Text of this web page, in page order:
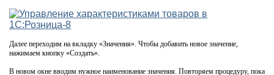
Далее переходим на вкладку «Значения». Чтобы добавить новое значение,
нажимаем кнопку «Создать».
В новом окне вводим нужное наименование значения. Повторяем процедуру, пока